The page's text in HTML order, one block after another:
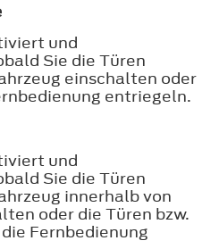
und
Sie die Türen
einschalten oder
entriegeln.
und
Sie die Türen
innerhalb von
oder die Türen bzw.
Fernbedienung